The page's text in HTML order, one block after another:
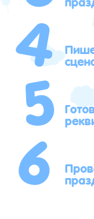
4
5
6